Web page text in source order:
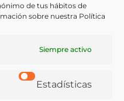
de tus hábitos de
sobre nuestra Política
Siempre activo
Estadísticas